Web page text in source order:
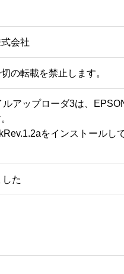
会社
の転載を禁止します。
アップローダ3は、
をインストールし
た